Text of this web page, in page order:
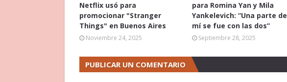
Netflix usó para
promocionar "Stranger
Things" en Buenos Aires
Noviembre 24, 2025
para Romina Yan y Mila
Yankelevich: “Una parte de
mí se fue con las dos”
Septiembre 28, 2025
PUBLICAR UN COMENTARIO